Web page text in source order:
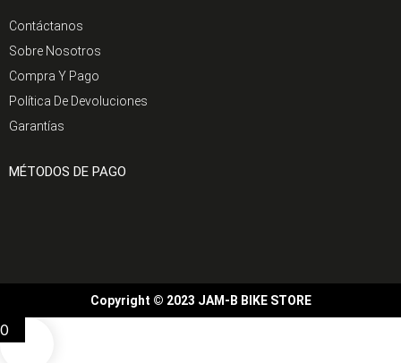
Contáctanos
Sobre Nosotros
Compra Y Pago
Política De Devoluciones
Garantías
MÉTODOS DE PAGO
Copyright © 2023 JAM-B BIKE STORE
0